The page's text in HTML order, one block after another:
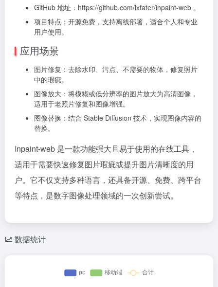
GitHub 地址：https://github.com/lxfater/inpaint-web 。
项目特点：开源免费，支持离线部署，适合个人和专业
用户使用。
应用场景
图片修复：去除水印、污点、不需要的物体，修复照片
中的瑕疵。
图像放大：将模糊或低分辨率的图片放大为高清图像，
适用于老照片修复和图像增强。
图像替换：结合 Stable Diffusion 技术，实现图像内容的
替换。
Inpaint-web 是一款功能强大且易于使用的在线工具，
适用于需要快速修复图片瑕疵或提升图片清晰度的用
户。它不仅支持多种语言，还具备开源、免费、跨平台
等特点，是数字图像处理领域的一次创新尝试。
数据统计